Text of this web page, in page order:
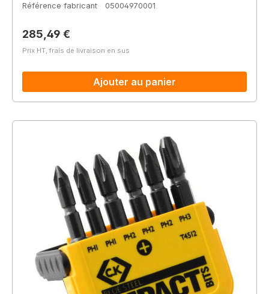
Référence fabricant
05004970001
Prix régulier :
285,49 €
Prix HT, frais de livraison en sus
Ajouter au panier